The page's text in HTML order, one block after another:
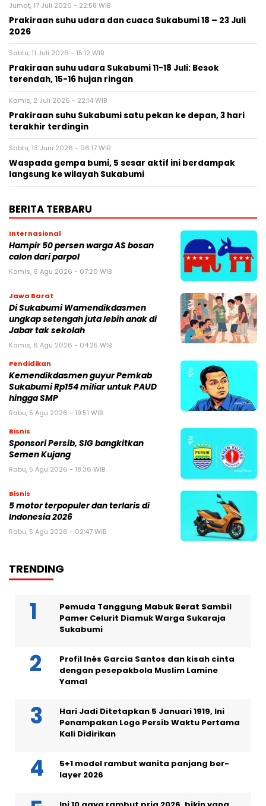
Jumat, 17 Juli 2026 - 22:58 WIB
Prakiraan suhu udara dan cuaca Sukabumi 18 – 23 Juli
2026
Sabtu, 11 Juli 2026 - 15:12 WIB
Prakiraan suhu udara Sukabumi 11-18 Juli: Besok
terendah, 15-16 hujan ringan
Kamis, 2 Juli 2026 - 22:14 WIB
Prakiraan suhu Sukabumi satu pekan ke depan, 3 hari
terakhir terdingin
Sabtu, 13 Juni 2026 - 06:17 WIB
Waspada gempa bumi, 5 sesar aktif ini berdampak
langsung ke wilayah Sukabumi
BERITA TERBARU
Internasional
Hampir 50 persen warga AS bosan
calon dari parpol
Kamis, 6 Agu 2026 - 07:20 WIB
Jawa Barat
Di Sukabumi Wamendikdasmen
ungkap setengah juta lebih anak di
Jabar tak sekolah
Kamis, 6 Agu 2026 - 04:25 WIB
Pendidikan
Kemendikdasmen guyur Pemkab
Sukabumi Rp154 miliar untuk PAUD
hingga SMP
Rabu, 5 Agu 2026 - 19:51 WIB
Bisnis
Sponsori Persib, SIG bangkitkan
Semen Kujang
Rabu, 5 Agu 2026 - 18:36 WIB
Bisnis
5 motor terpopuler dan terlaris di
Indonesia 2026
Rabu, 5 Agu 2026 - 02:47 WIB
TRENDING
Pemuda Tanggung Mabuk Berat Sambil
Pamer Celurit Diamuk Warga Sukaraja
Sukabumi
Profil Inés Garcia Santos dan kisah cinta
dengan pesepakbola Muslim Lamine
Yamal
Hari Jadi Ditetapkan 5 Januari 1919, Ini
Penampakan Logo Persib Waktu Pertama
Kali Didirikan
5+1 model rambut wanita panjang ber-
layer 2026